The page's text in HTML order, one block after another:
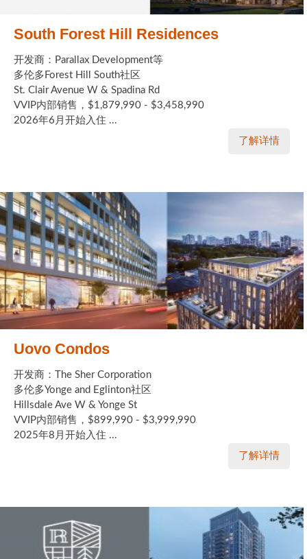
South Forest Hill Residences
开发商：Parallax Development等
多伦多Forest Hill South社区
St. Clair Avenue W & Spadina Rd
VVIP内部销售，$1,879,990 - $3,458,990
2026年6月开始入住 ...
了解详情
Uovo Condos
开发商：The Sher Corporation
多伦多Yonge and Eglinton社区
Hillsdale Ave W & Yonge St
VVIP内部销售，$899,990 - $3,999,990
2025年8月开始入住 ...
了解详情